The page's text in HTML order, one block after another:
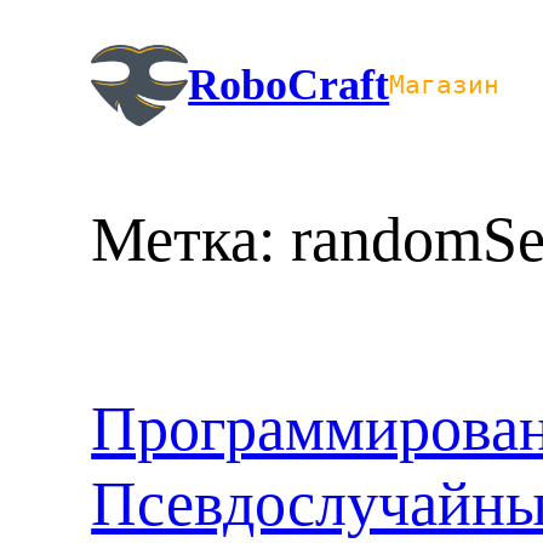
содержимому
RoboCraftМагазин
Метка: